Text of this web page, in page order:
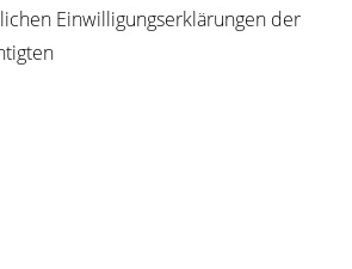
Einwilligungserklärungen der